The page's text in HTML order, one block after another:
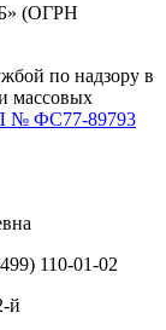
(ОГРН
по надзору в
массовых
№ ФС77-89793
110-01-02
й